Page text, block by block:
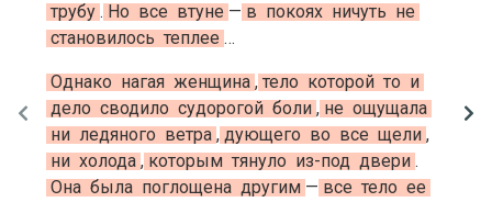
трубу . Но все втуне — в покоях ничуть не
становилось теплее …
Однако нагая женщина , тело которой то и
дело сводило судорогой боли , не ощущала
ни ледяного ветра , дующего во все щели ,
ни холода , которым тянуло из-под двери .
Она была поглощена другим — все тело ее